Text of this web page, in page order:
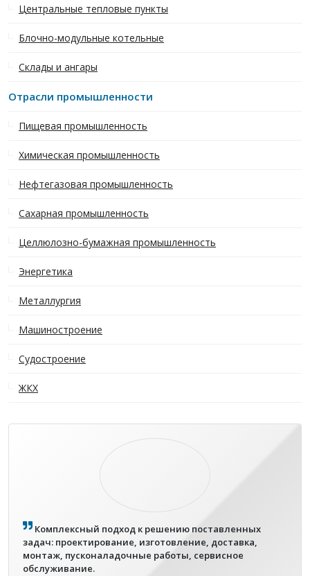
Центральные тепловые пункты
Блочно-модульные котельные
Склады и ангары
Отрасли промышленности
Пищевая промышленность
Химическая промышленность
Нефтегазовая промышленность
Сахарная промышленность
Целлюлозно-бумажная промышленность
Энергетика
Металлургия
Машиностроение
Судостроение
ЖКХ
Комплексный подход к решению поставленных
задач: проектирование, изготовление, доставка,
монтаж, пусконаладочные работы, сервисное
обслуживание.